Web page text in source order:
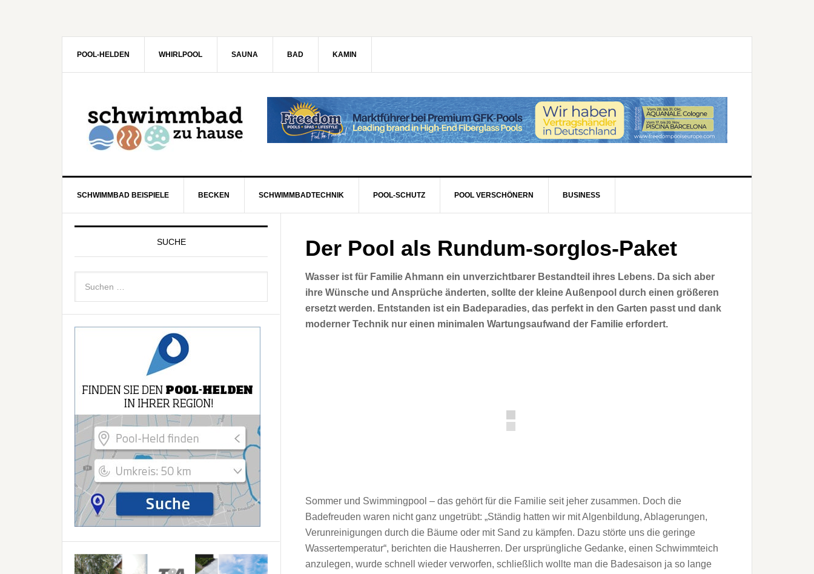
POOL-HELDEN WHIRLPOOL SAUNA BAD KAMIN
SCHWIMMBAD BEISPIELE BECKEN SCHWIMMBADTECHNIK POOL-SCHUTZ POOL VERSCHÖNERN BUSINESS
Der Pool als Rundum-sorglos-Paket
Wasser ist für Familie Ahmann ein unverzichtbarer Bestandteil ihres Lebens. Da sich aber
ihre Wünsche und Ansprüche änderten, sollte der kleine Außenpool durch einen größeren
ersetzt werden. Entstanden ist ein Badeparadies, das perfekt in den Garten passt und dank
moderner Technik nur einen minimalen Wartungsaufwand der Familie erfordert.
Sommer und Swimmingpool – das gehört für die Familie seit jeher zusammen. Doch die
Badefreuden waren nicht ganz ungetrübt: „Ständig hatten wir mit Algenbildung, Ablagerungen,
Verunreinigungen durch die Bäume oder mit Sand zu kämpfen. Dazu störte uns die geringe
Wassertemperatur“, berichten die Hausherren. Der ursprüngliche Gedanke, einen Schwimmteich
anzulegen, wurde schnell wieder verworfen, schließlich wollte man die Badesaison ja so lange
SUCHE